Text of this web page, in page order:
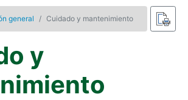
general Cuidado y mantenimiento
y